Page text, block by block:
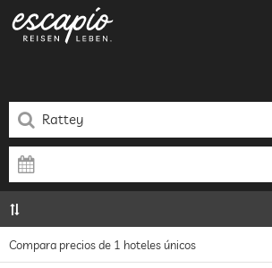
Compara precios de 1 hoteles únicos